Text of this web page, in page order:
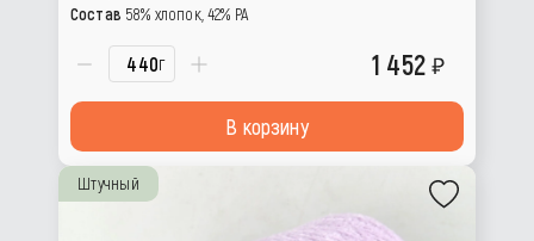
Состав 58% хлопок, 42% РА
г 1 452
В корзину
Штучный